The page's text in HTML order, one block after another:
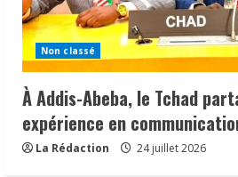
Non classé
À Addis-Abeba, le Tchad
expérience en
La Rédaction 24 juillet 2026